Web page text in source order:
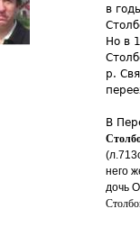
в
Но в
р.
В
него
дочь